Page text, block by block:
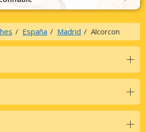
España Madrid Alcorcon